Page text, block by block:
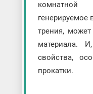
комнатной
генерируемое
трения,
материала.
свойства,
прокатки.